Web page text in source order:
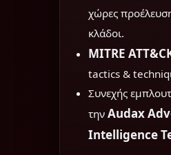
χώρες
κλάδοι.
MITRE
tactics &
Συνεχής
την Audax
Intelligence